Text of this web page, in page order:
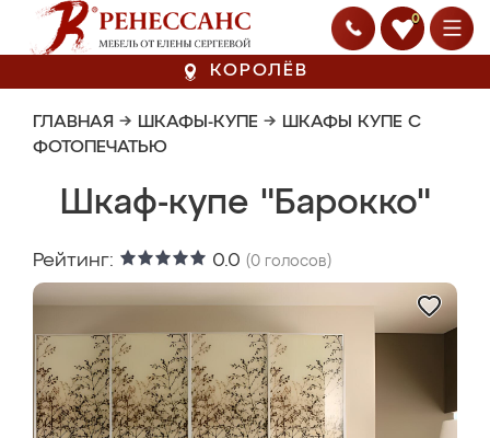
0
КОРОЛЁВ
ГЛАВНАЯ → ШКАФЫ-КУПЕ → ШКАФЫ КУПЕ С
ФОТОПЕЧАТЬЮ
Шкаф-купе "Барокко"
Рейтинг: 0.0 (0 голосов)